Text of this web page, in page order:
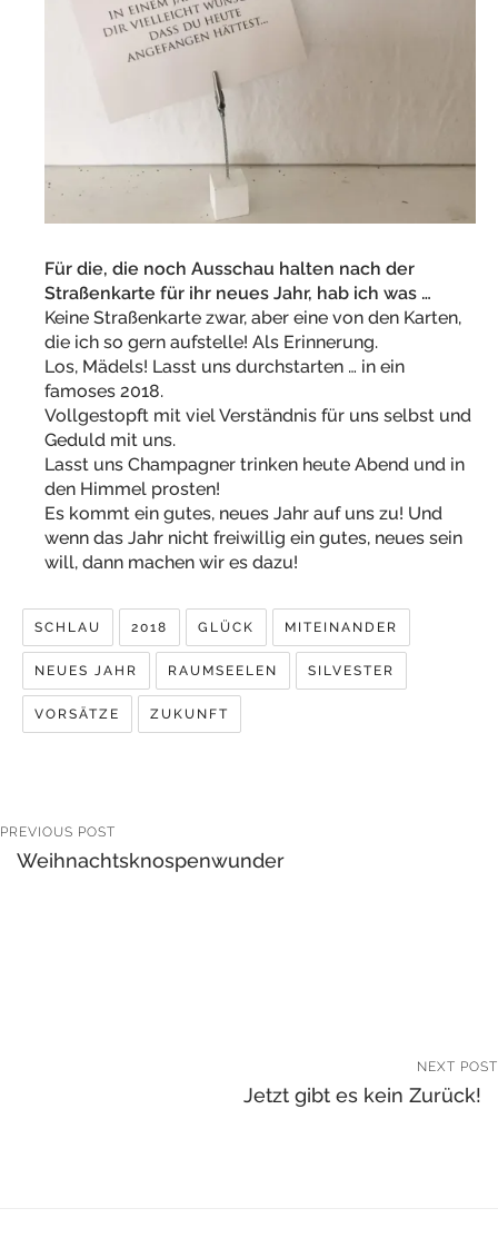
Für die, die noch Ausschau halten nach der
Straßenkarte für ihr neues Jahr, hab ich was …
Keine Straßenkarte zwar, aber eine von den Karten,
die ich so gern aufstelle! Als Erinnerung.
Los, Mädels! Lasst uns durchstarten … in ein
famoses 2018.
Vollgestopft mit viel Verständnis für uns selbst und
Geduld mit uns.
Lasst uns Champagner trinken heute Abend und in
den Himmel prosten!
Es kommt ein gutes, neues Jahr auf uns zu! Und
wenn das Jahr nicht freiwillig ein gutes, neues sein
will, dann machen wir es dazu!
SCHLAU 2018 GLÜCK MITEINANDER
NEUES JAHR RAUMSEELEN SILVESTER
VORSÄTZE ZUKUNFT
PREVIOUS POST
Weihnachtsknospenwunder
NEXT POST
Jetzt gibt es kein Zurück!